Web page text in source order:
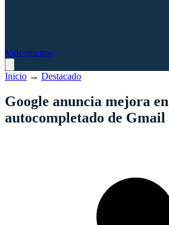
Videojuegos
Inicio → Destacado
Google anuncia mejora en
autocompletado de Gmail